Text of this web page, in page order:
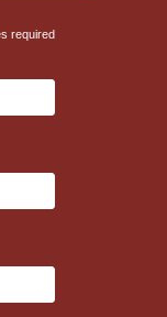
required